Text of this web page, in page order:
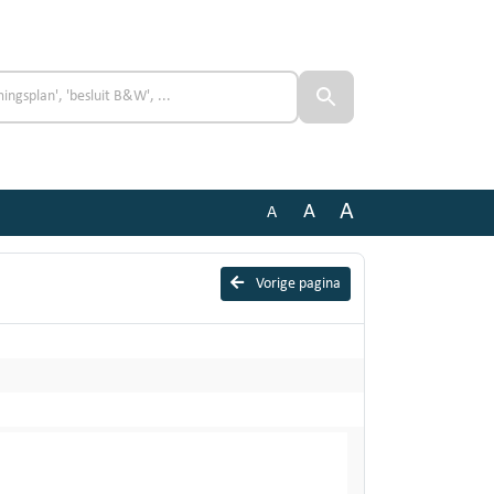
A A A
Vorige pagina